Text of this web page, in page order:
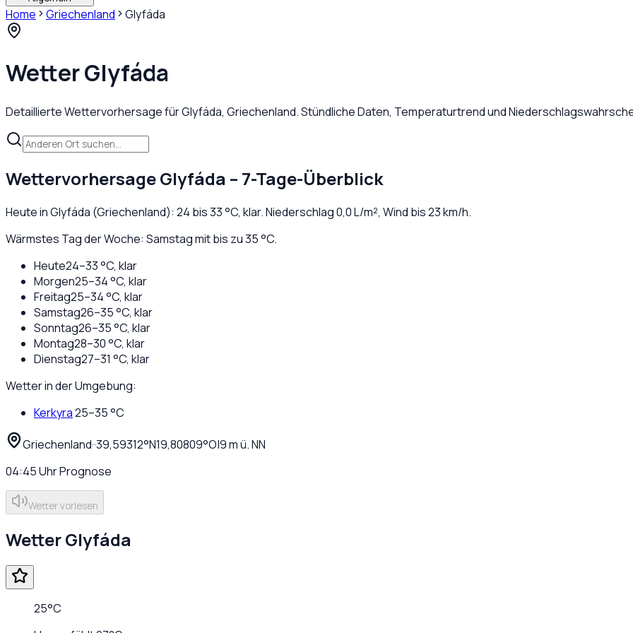
Home Griechenland Glyfáda
WetterGlyfáda
Detaillierte Wettervorhersage fürGlyfáda, Griechenland. Stündliche Daten, Temperaturtrend und
WettervorhersageGlyfáda – 7-Tage-Überblick
Heute inGlyfáda (Griechenland): 24 bis33°C, klar. Niederschlag0,0L/m², Wind bis23km/h.
Wärmstes Tag der Woche: Samstag mit bis zu 35 °C.
Heute24–33°C, klar
Morgen25–34°C, klar
Freitag25–34°C, klar
Samstag26–35°C, klar
Sonntag26–35°C, klar
Montag28–30°C, klar
Dienstag27–31 °C, klar
Wetter in der Umgebung:
Kerkyra25–35°C
Griechenland··39,59312°N19,80809°O|9m ü. NN
04:45UhrPrognose
Wetter vorlesen
WetterGlyfáda
25°C